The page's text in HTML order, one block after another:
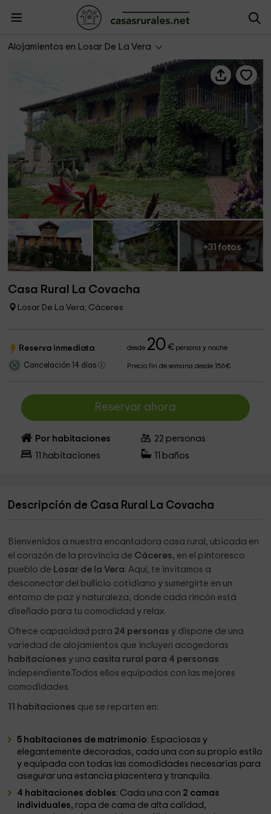
Alojamientos en Losar De La Vera
Casa Rural La Covacha
+31 fotos
Casa Rural La Covacha
Losar De La Vera, Cáceres
Reserva inmediata desde 20 €persona y noche
Cancelación 14 días Precio fin de semana desde 156€
Reservar ahora
Por habitaciones 22 personas
habitaciones baños
Descripción de Casa Rural La Covacha
Bienvenidos a nuestra encantadora casa rural, ubicada en
el corazón de la provincia de Cáceres, en el pintoresco
pueblo de Losar de la Vera. Aquí, te invitamos a
desconectar del bullicio cotidiano y sumergirte en un
entorno de paz y naturaleza, donde cada rincón está
diseñado para tu comodidad y relax.
Ofrece capacidad para 24 personas y dispone de una
variedad de alojamientos que incluyen acogedoras
habitaciones y una casita rural para 4 personas
independiente.Todos ellos equipados con las mejores
comodidades.
11 habitaciones que se reparten en:
5 habitaciones de matrimonio: Espaciosas y
elegantemente decoradas, cada una con su propio estilo
y equipada con todas las comodidades necesarias para
asegurar una estancia placentera y tranquila.
4 habitaciones dobles: Cada una con 2 camas
individuales, ropa de cama de alta calidad,